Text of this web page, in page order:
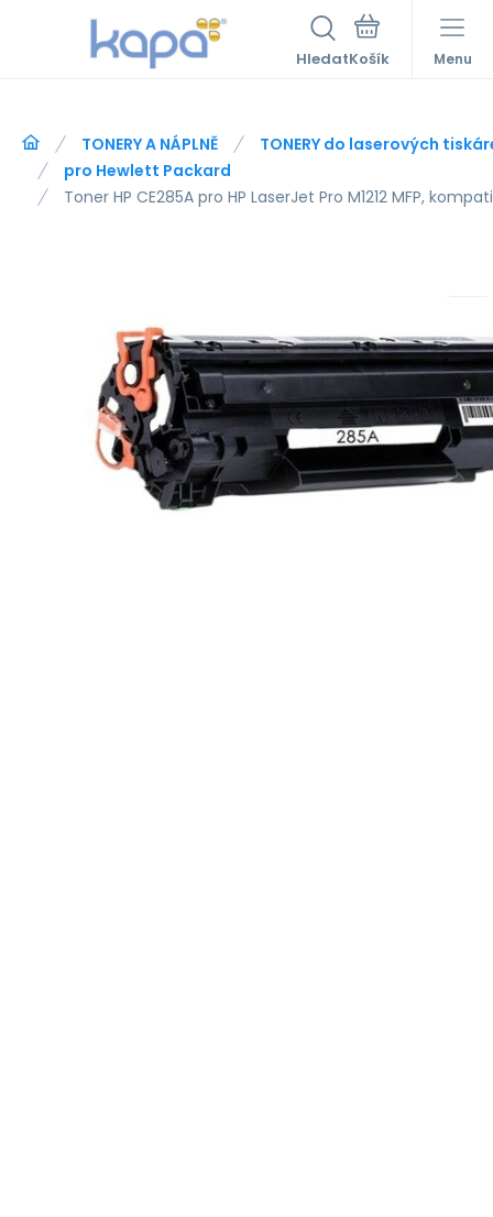
Hledat Menu
TONERY A NÁPLNĚ
TONERY do laserových
pro Hewlett Packard
Toner HP CE285A pro HP LaserJet Pro M1212 MFP,